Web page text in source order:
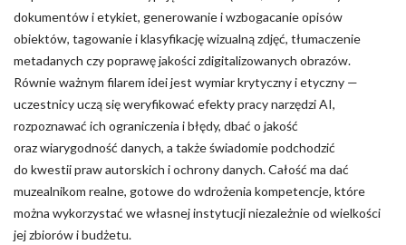
dokumentów i etykiet, generowanie i wzbogacanie opisów
obiektów, tagowanie i klasyfikację wizualną zdjęć, tłumaczenie
metadanych czy poprawę jakości zdigitalizowanych obrazów.
Równie ważnym filarem idei jest wymiar krytyczny i etyczny —
uczestnicy uczą się weryfikować efekty pracy narzędzi AI,
rozpoznawać ich ograniczenia i błędy, dbać o jakość
oraz wiarygodność danych, a także świadomie podchodzić
do kwestii praw autorskich i ochrony danych. Całość ma dać
muzealnikom realne, gotowe do wdrożenia kompetencje, które
można wykorzystać we własnej instytucji niezależnie od wielkości
jej zbiorów i budżetu.